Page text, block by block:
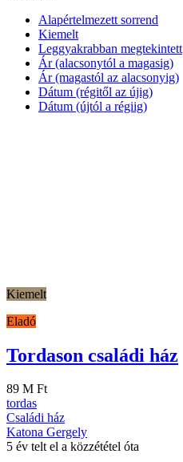
Alapértelmezett sorrend
Kiemelt
Leggyakrabban megtekintett
Ár (alacsonytól a magasig)
Ár (magastól az alacsonyig)
Dátum (régitől az újig)
Dátum (újtól a régiig)
Kiemelt
Eladó
Tordason családi ház
89 M Ft
tordas
Családi ház
Katona Gergely
5 év telt el a közzététel óta